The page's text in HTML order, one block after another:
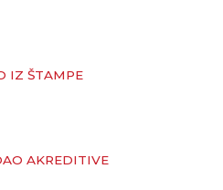
IZ ŠTAMPE
AKREDITIVE